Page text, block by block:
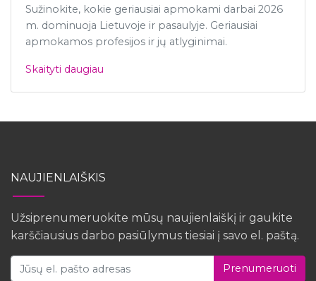
Sužinokite, kokie geriausiai apmokami darbai 2026
m. dominuoja Lietuvoje ir pasaulyje. Geriausiai
apmokamos profesijos ir jų atlyginimai.
Skaityti daugiau
NAUJIENLAIŠKIS
Užsiprenumeruokite mūsų naujienlaiškį ir gaukite
karščiausius darbo pasiūlymus tiesiai į savo el. paštą.
Prenumeruoti